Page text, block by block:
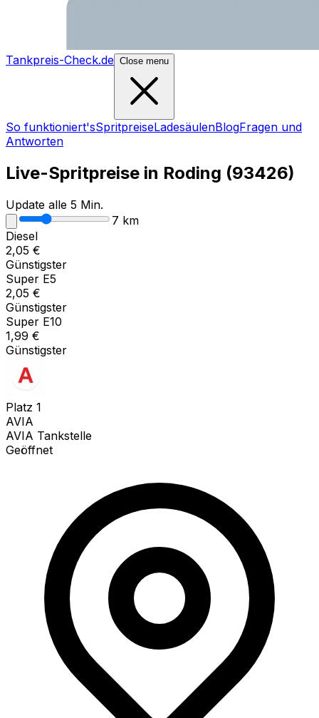
Tankpreis-Check.de Close menu
So funktioniert'sSpritpreiseLadesäulenBlogFragen und
Antworten
Live-Spritpreise in Roding (93426)
Update alle 5 Min.
7 km
Diesel
2,05 €
Günstigster
Super E5
2,05 €
Günstigster
Super E10
1,99 €
Günstigster
Platz 1
AVIA
AVIA Tankstelle
Geöffnet